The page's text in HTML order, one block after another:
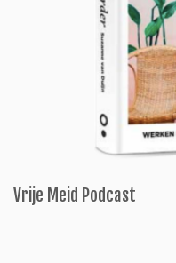
Vrije Meid Podcast